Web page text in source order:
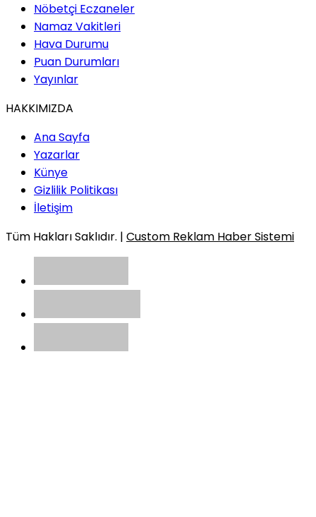
Nöbetçi Eczaneler
Namaz Vakitleri
Hava Durumu
Puan Durumları
Yayınlar
HAKKIMIZDA
Ana Sayfa
Yazarlar
Künye
Gizlilik Politikası
İletişim
Tüm Hakları Saklıdır. | Custom Reklam Haber Sistemi